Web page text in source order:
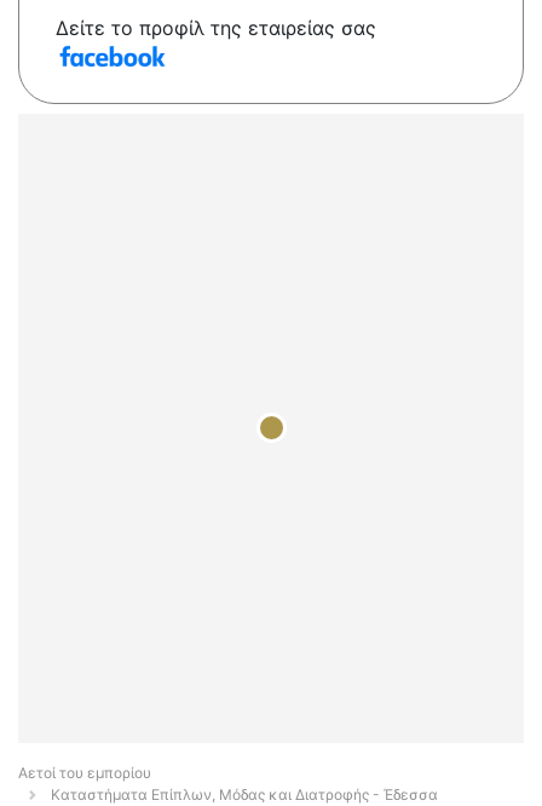
Δείτε το προφίλ της εταιρείας σας
Αετοί του εμπορίου
Καταστήματα Επίπλων, Μόδας και Διατροφής - Έδεσσα